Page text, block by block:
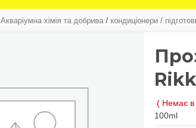
Акваріумна хімія та добрива / кондиціонери /
( Немає в
100ml